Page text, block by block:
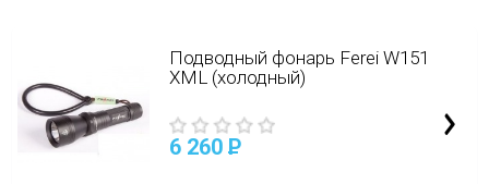
Подводный фонарь Ferei W151
XML (холодный)
6 260 P